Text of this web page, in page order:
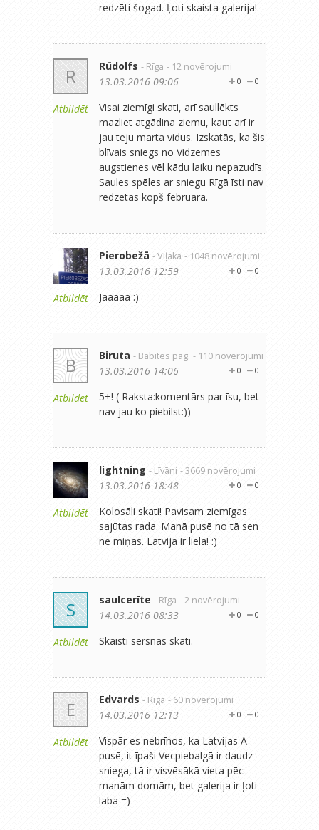
redzēti šogad. Ļoti skaista galerija!
R
Atbildēt
Rūdolfs - Rīga - 12 novērojumi
0
0
13.03.2016 09:06
Visai ziemīgi skati, arī saullēkts
mazliet atgādina ziemu, kaut arī ir
jau teju marta vidus. Izskatās, ka šis
blīvais sniegs no Vidzemes
augstienes vēl kādu laiku nepazudīs.
Saules spēles ar sniegu Rīgā īsti nav
redzētas kopš februāra.
Atbildēt
Pierobežā - Viļaka - 1048 novērojumi
0
0
13.03.2016 12:59
Jāāāaa :)
B
Atbildēt
Biruta - Babītes pag. - 110 novērojumi
0
0
13.03.2016 14:06
5+! ( Raksta:komentārs par īsu, bet
nav jau ko piebilst:))
Atbildēt
lightning - Līvāni - 3669 novērojumi
0
0
13.03.2016 18:48
Kolosāli skati! Pavisam ziemīgas
sajūtas rada. Manā pusē no tā sen
ne miņas. Latvija ir liela! :)
S
Atbildēt
saulcerīte - Rīga - 2 novērojumi
0
0
14.03.2016 08:33
Skaisti sērsnas skati.
E
Atbildēt
Edvards - Rīga - 60 novērojumi
0
0
14.03.2016 12:13
Vispār es nebrīnos, ka Latvijas A
pusē, it īpaši Vecpiebalgā ir daudz
sniega, tā ir visvēsākā vieta pēc
manām domām, bet galerija ir ļoti
laba =)